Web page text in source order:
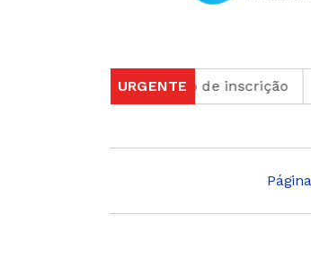
URGENTE
consultar o cartão de inscrição